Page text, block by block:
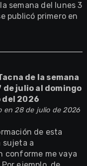
semana del lunes 3
publicó primero en
de la semana
de julio al domingo
del 2026
en 28 de julio de 2026
de esta
sujeta a
conforme me vaya